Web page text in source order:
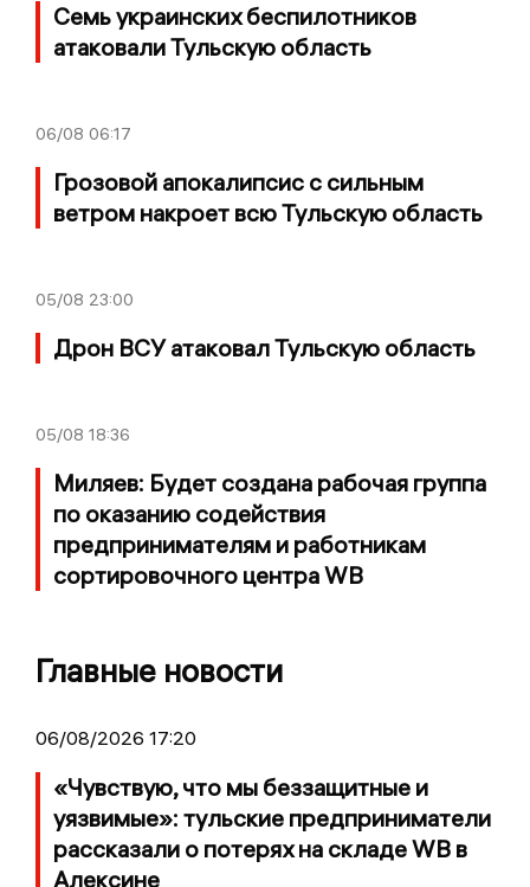
Семь украинских беспилотников
атаковали Тульскую область
06/08 06:17
Грозовой апокалипсис с сильным
ветром накроет всю Тульскую область
05/08 23:00
Дрон ВСУ атаковал Тульскую область
05/08 18:36
Миляев: Будет создана рабочая группа
по оказанию содействия
предпринимателям и работникам
сортировочного центра WB
Главные новости
06/08/2026 17:20
«Чувствую, что мы беззащитные и
уязвимые»: тульские предприниматели
рассказали о потерях на складе WB в
Алексине